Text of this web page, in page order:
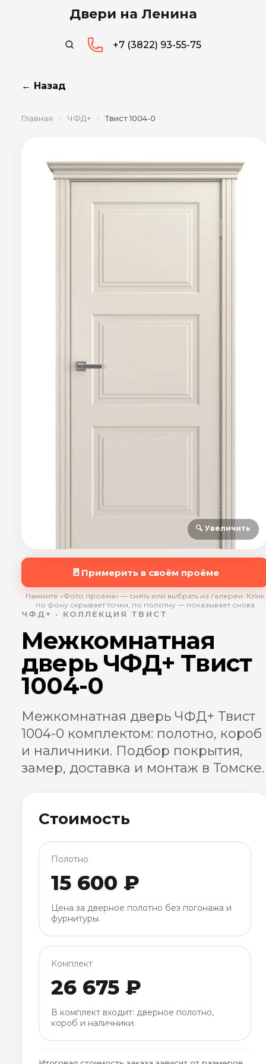
Двери на Ленина
+7 (3822) 93-55-75
← Назад
Главная / ЧФД+ / Твист 1004-0
🔍 Увеличить
🚪 Примерить в своём проёме
Нажмите «Фото проёма» — снять или выбрать из галереи. Клик
по фону скрывает точки, по полотну — показывает снова
ЧФД+ · КОЛЛЕКЦИЯ ТВИСТ
Межкомнатная
дверь ЧФД+ Твист
1004-0
Межкомнатная дверь ЧФД+ Твист
1004-0 комплектом: полотно, короб
и наличники. Подбор покрытия,
замер, доставка и монтаж в Томске.
Стоимость
Полотно
15 600 ₽
Цена за дверное полотно без погонажа и
фурнитуры.
Комплект
26 675 ₽
В комплект входит: дверное полотно,
короб и наличники.